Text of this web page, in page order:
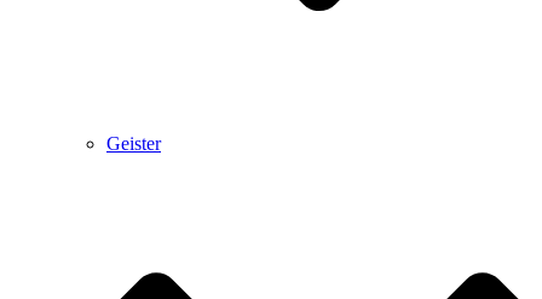
Geister